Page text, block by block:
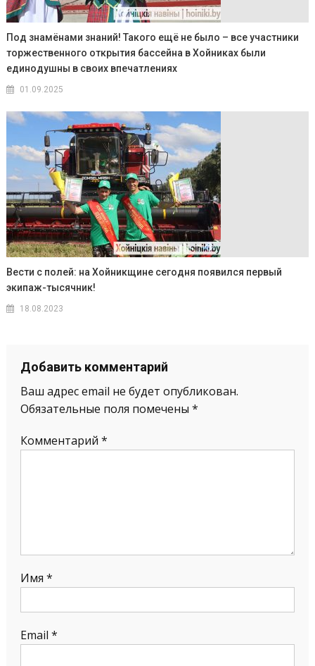
Под знамёнами знаний! Такого ещё не было – все участники
торжественного открытия бассейна в Хойниках были
единодушны в своих впечатлениях
01.09.2025
Вести с полей: на Хойникщине сегодня появился первый
экипаж-тысячник!
18.08.2023
Добавить комментарий
Ваш адрес email не будет опубликован.
Обязательные поля помечены *
Комментарий *
Имя *
Email *